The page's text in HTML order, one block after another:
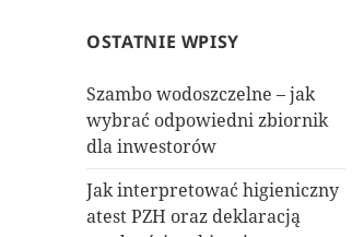
OSTATNIE WPISY
Szambo wodoszczelne – jak
wybrać odpowiedni zbiornik
dla inwestorów
Jak interpretować higieniczny
atest PZH oraz deklaracją